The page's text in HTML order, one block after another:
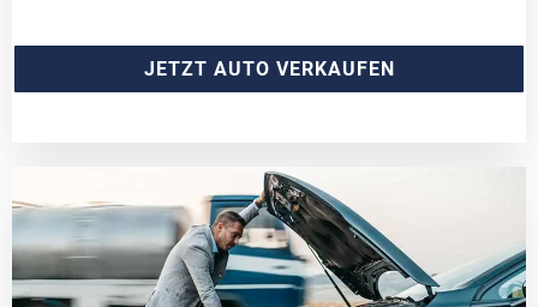
JETZT AUTO VERKAUFEN